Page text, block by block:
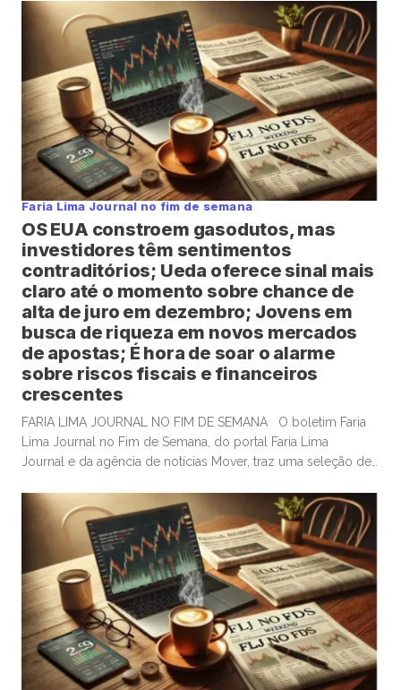
Faria Lima Journal no fim de semana
OS EUA constroem gasodutos, mas
investidores têm sentimentos
contraditórios; Ueda oferece sinal mais
claro até o momento sobre chance de
alta de juro em dezembro; Jovens em
busca de riqueza em novos mercados
de apostas; É hora de soar o alarme
sobre riscos fiscais e financeiros
crescentes
FARIA LIMA JOURNAL NO FIM DE SEMANA O boletim Faria
Lima Journal no Fim de Semana, do portal Faria Lima
Journal e da agência de notícias Mover, traz uma seleção de
algum tempo no sábado e domingo para leituras mais
aprofundadas de boas histórias e materiais informativos. OS
EUA constroem gasodutos; mas investidores […]